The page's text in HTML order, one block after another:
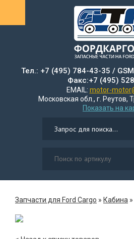
Тел.: +7 (495) 784-43-35 /
Факс:+7 (495)
EMAIL: motor-
Московская обл., г. Реутов,
Показать на
Запчасти для Ford Cargo » Кабина »